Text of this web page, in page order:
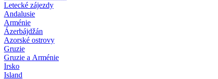
Letecké zájezdy
Andalusie
Arménie
Ázerbájdžán
Azorské ostrovy
Gruzie
Gruzie a Arménie
Irsko
Island